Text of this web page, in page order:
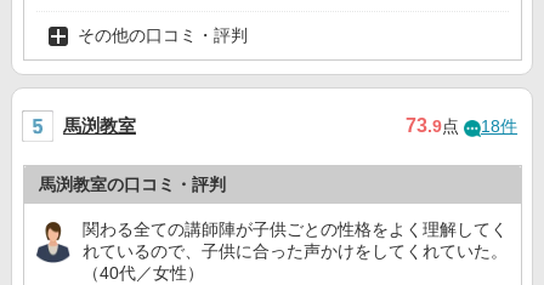
その他の口コミ・評判
馬渕教室 73.9点 18件
馬渕教室の口コミ・評判
関わる全ての講師陣が子供ごとの性格をよく理解してく
れているので、子供に合った声かけをしてくれていた。
（40代／女性）